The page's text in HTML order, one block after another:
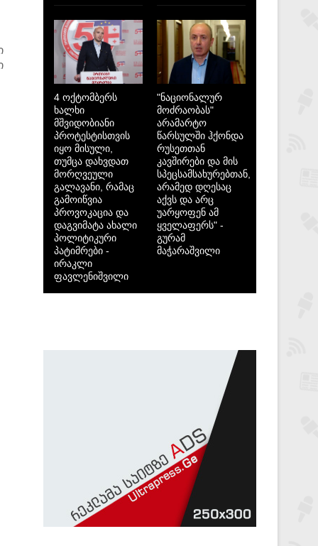
4 ოქტომბერს
ხალხი
მშვიდობიანი
პროტესტისთვის
იყო მისული,
თუმცა დახვდათ
მორღვეული
გალავანი, რამაც
გამოიწვია
პროვოკაცია და
დაგვიმატა ახალი
პოლიტიკური
პატიმრები -
ირაკლი
ფავლენიშვილი
"ნაციონალურ
მოძრაობას"
არამარტო
წარსულში ჰქონდა
რუსეთთან
კავშირები და მის
სპეცსამსახურებთან,
არამედ დღესაც
აქვს და არც
უარყოფენ ამ
ყველაფერს" -
გურამ
მაჭარაშვილი